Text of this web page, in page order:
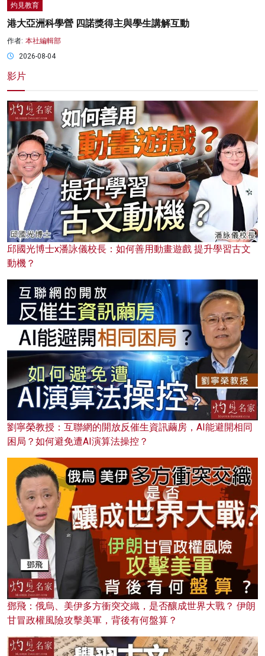
灼見教育
港大亞洲科學營 四諾獎得主與學生講解互動
作者: 本社編輯部
2026-08-04
影片
邱國光博士x潘詠儀校長：如何善用動畫遊戲 提升學習古文
動機？
劉寧榮教授：互聯網的開放反催生資訊繭房，AI能避開相同
困局？如何避免遭AI演算法操控？
鄧飛：俄烏、美伊多方衝突交織，是否釀成世界大戰？ 伊朗
甘冒政權風險攻擊美軍，背後有何盤算？